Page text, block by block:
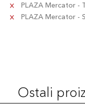
PLAZA Mercator -
PLAZA Mercator -
Ostali